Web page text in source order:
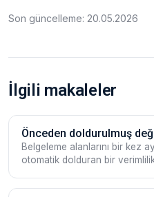
Son güncelleme: 20.05.2026
İlgili makaleler
Önceden doldurulmuş
Belgeleme alanlarını bir kez
otomatik dolduran bir
üzerinde.